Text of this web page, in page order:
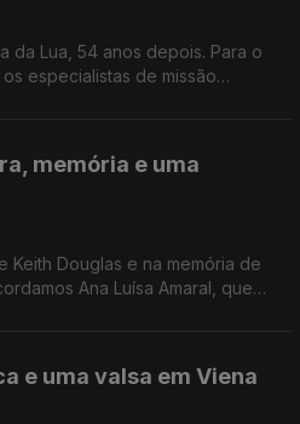
da Lua, 54 anos depois. Para o
especialistas de missão
memória e uma
Keith Douglas e na memória de
Ana Luísa Amaral, que
e uma valsa em Viena